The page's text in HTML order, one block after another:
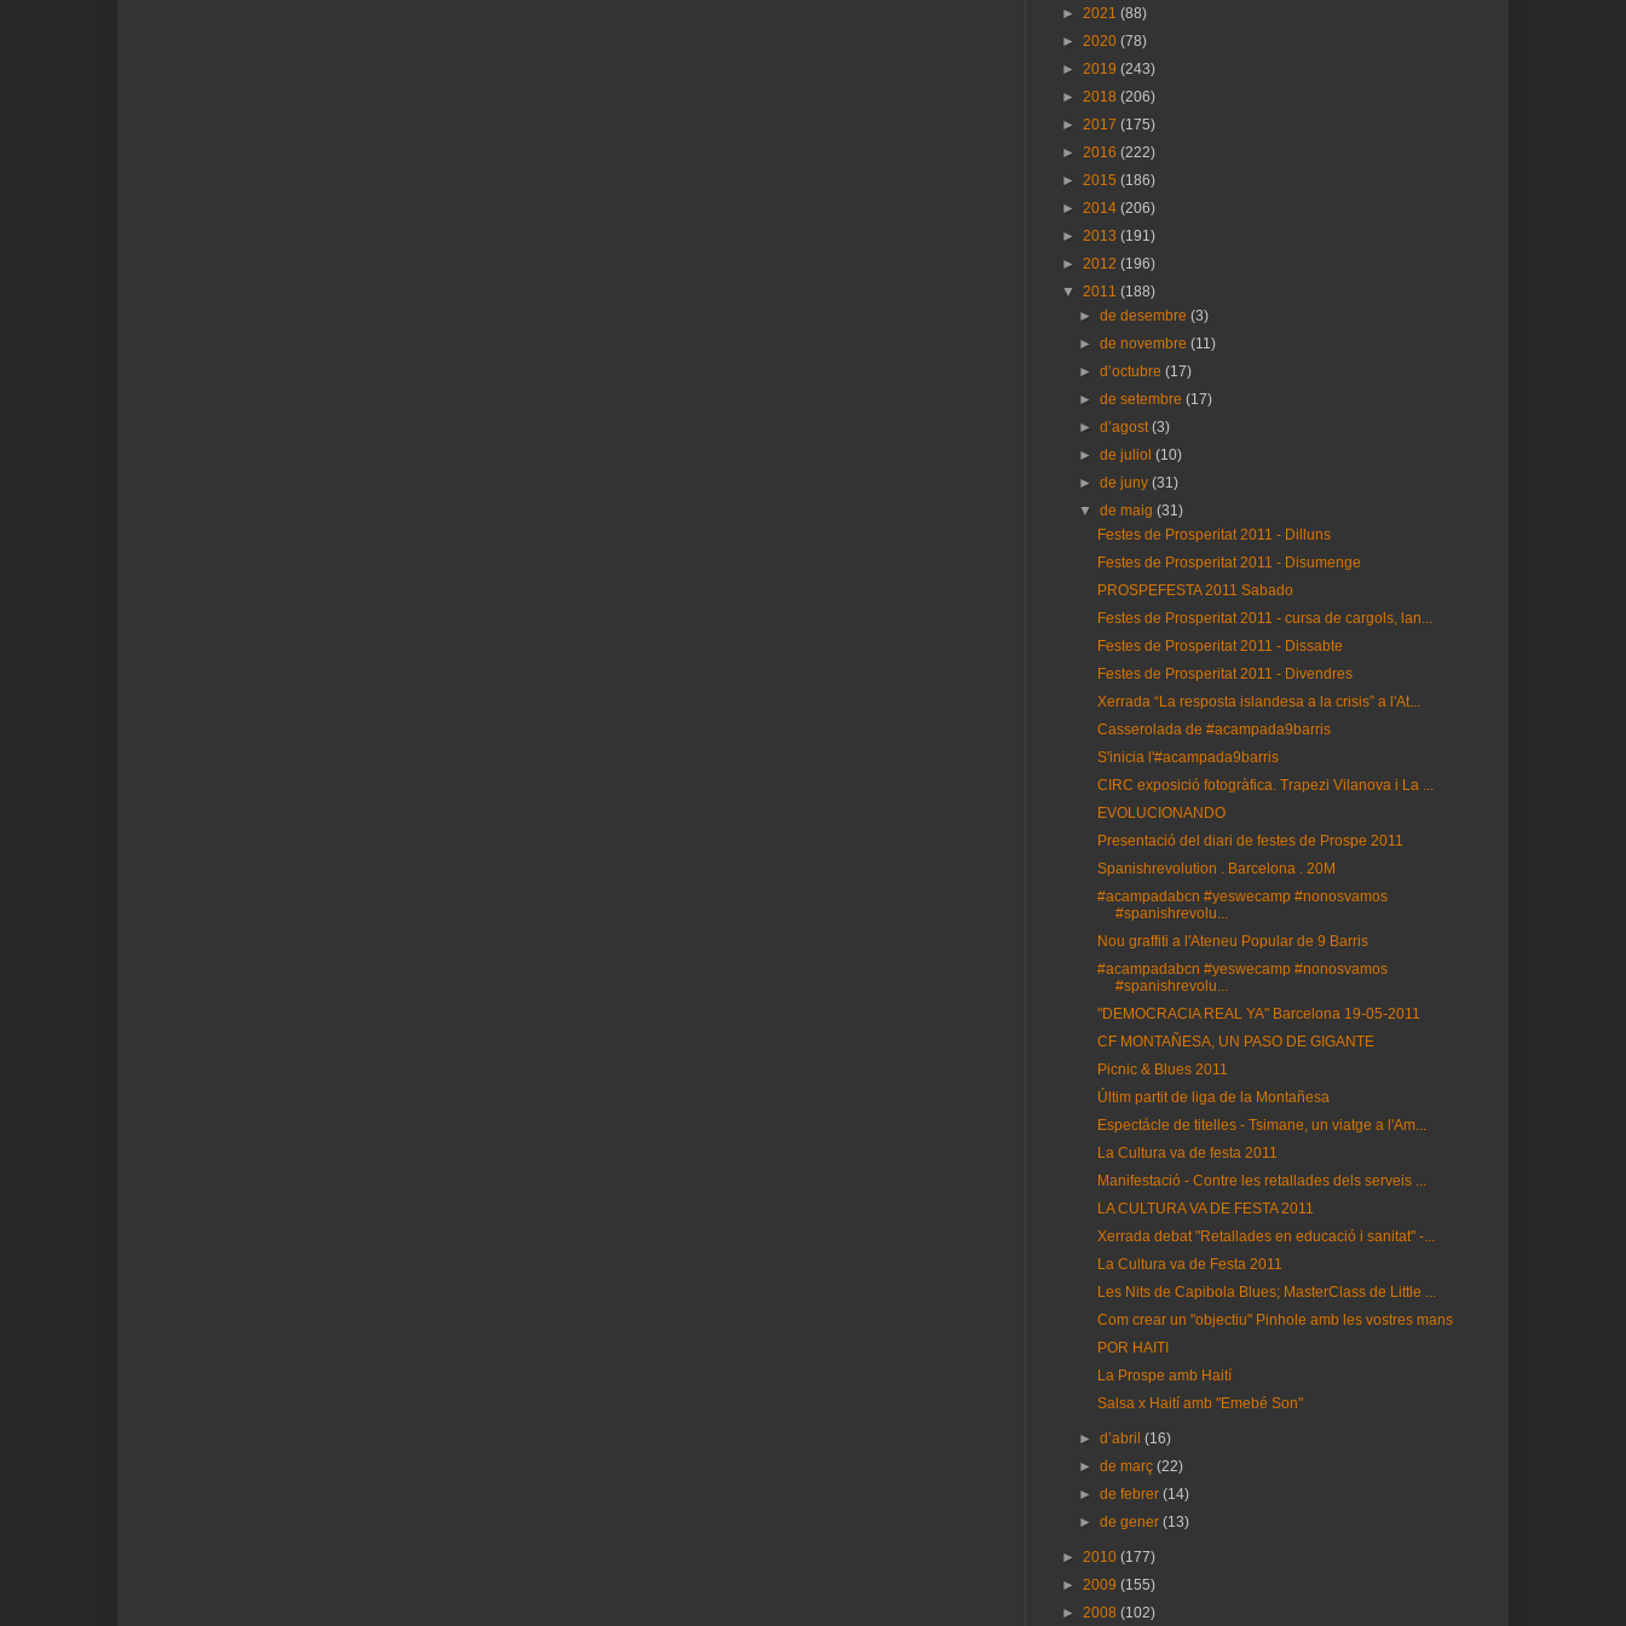
► 2021 (88)
► 2020 (78)
► 2019 (243)
► 2018 (206)
► 2017 (175)
► 2016 (222)
► 2015 (186)
► 2014 (206)
► 2013 (191)
► 2012 (196)
▼ 2011 (188)
►de desembre(3)
►de novembre(11)
►d’octubre(17)
►de setembre(17)
►d’agost(3)
►de juliol(10)
►de juny(31)
▼de maig(31)
Festes de Prosperitat 2011 - Dilluns
Festes de Prosperitat 2011 - Disumenge
PROSPEFESTA 2011 Sabado
Festes de Prosperitat 2011 - cursa de cargols, lan...
Festes de Prosperitat 2011 - Dissabte
Festes de Prosperitat 2011 - Divendres
Xerrada “La resposta islandesa a la crisis” a l'At...
Casserolada de #acampada9barris
S'inicia l'#acampada9barris
CIRC exposició fotogràfica. Trapezi Vilanova i La ...
EVOLUCIONANDO
Presentació del diari de festes de Prospe 2011
Spanishrevolution . Barcelona . 20M
#acampadabcn #yeswecamp #nonosvamos
#spanishrevolu...
Nou graffiti a l'Ateneu Popular de 9 Barris
#acampadabcn #yeswecamp #nonosvamos
#spanishrevolu...
"DEMOCRACIA REAL YA" Barcelona 19-05-2011
CF MONTAÑESA, UN PASO DE GIGANTE
Picnic & Blues 2011
Últim partit de liga de la Montañesa
Espectácle de titelles - Tsimane, un viatge a l'Am...
La Cultura va de festa 2011
Manifestació - Contre les retallades dels serveis ...
LA CULTURA VA DE FESTA 2011
Xerrada debat "Retallades en educació i sanitat" -...
La Cultura va de Festa 2011
Les Nits de Capibola Blues; MasterClass de Little ...
Com crear un "objectiu" Pinhole amb les vostres mans
POR HAITI
La Prospe amb Haití
Salsa x Haití amb "Emebé Son"
►d’abril(16)
►de març(22)
►de febrer(14)
►de gener(13)
► 2010 (177)
► 2009 (155)
► 2008 (102)